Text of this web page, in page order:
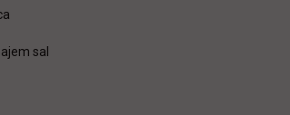
link otwiera się w nowej karcie
sal